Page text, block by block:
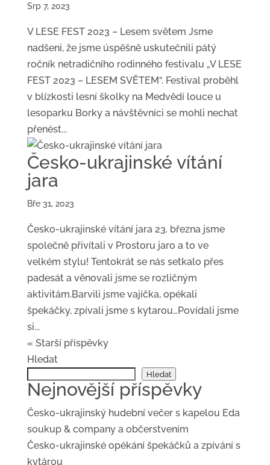
Srp 7, 2023
V LESE FEST 2023 – Lesem světem Jsme
nadšeni, že jsme úspěšně uskutečnili pátý
ročník netradičního rodinného festivalu „V LESE
FEST 2023 – LESEM SVĚTEM“. Festival proběhl
v blízkosti lesní školky na Medvědí louce u
lesoparku Borky a návštěvníci se mohli nechat
přenést...
Česko-ukrajinské vítání
jara
Bře 31, 2023
Česko-ukrajinské vítání jara 23. března jsme
společně přivítali v Prostoru jaro a to ve
velkém stylu! Tentokrát se nás setkalo přes
padesát a věnovali jsme se rozličným
aktivitám.Barvili jsme vajíčka, opékali
špekáčky, zpívali jsme s kytarou…Povídali jsme
si...
« Starší příspěvky
Hledat
Hledat
Nejnovější příspěvky
Česko-ukrajinský hudební večer s kapelou Eda
soukup & company a občerstvením
Česko-ukrajinské opékání špekáčků a zpívání s
kytárou